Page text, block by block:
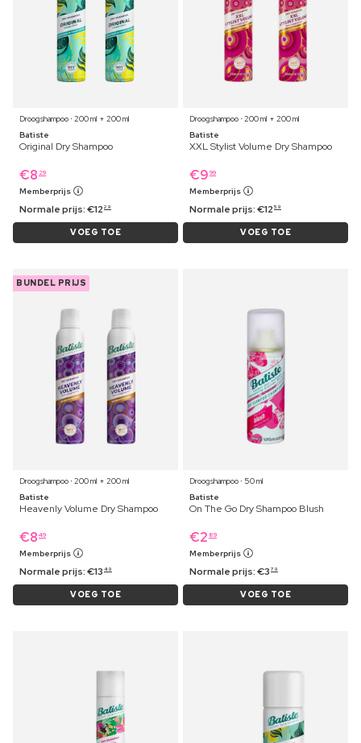
Droogshampoo ⋅ 200 ml + 200 ml
Batiste
Original Dry Shampoo
€8 29
Memberprijs
Normale prijs:€12 29
VOEG TOE
Droogshampoo ⋅ 200 ml + 200 ml
Batiste
XXL Stylist Volume Dry Shampoo
€9 99
Memberprijs
Normale prijs:€12 59
VOEG TOE
BUNDEL PRIJS
Droogshampoo ⋅ 200 ml + 200 ml
Batiste
Heavenly Volume Dry Shampoo
€8 49
Memberprijs
Normale prijs:€13 49
VOEG TOE
Droogshampoo ⋅ 50 ml
Batiste
On The Go Dry Shampoo Blush
€2 89
Memberprijs
Normale prijs:€3 79
VOEG TOE